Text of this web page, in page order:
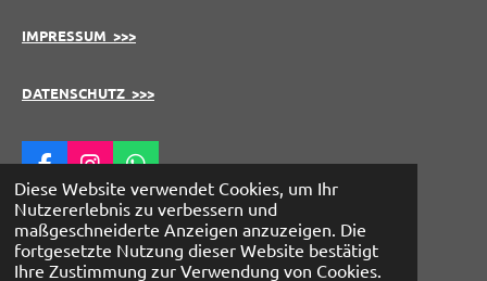
Diese Website verwendet Cookies, um Ihr
Nutzererlebnis zu verbessern und
maßgeschneiderte Anzeigen anzuzeigen. Die
fortgesetzte Nutzung dieser Website bestätigt
Ihre Zustimmung zur Verwendung von Cookies.
IMPRESSUM >>>
DATENSCHUTZ >>>
a
c
e
b
o
n
s
t
a
g
h
a
t
s
A
QUINTESSENZ >>>